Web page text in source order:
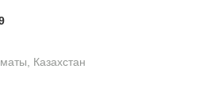
Казахстан